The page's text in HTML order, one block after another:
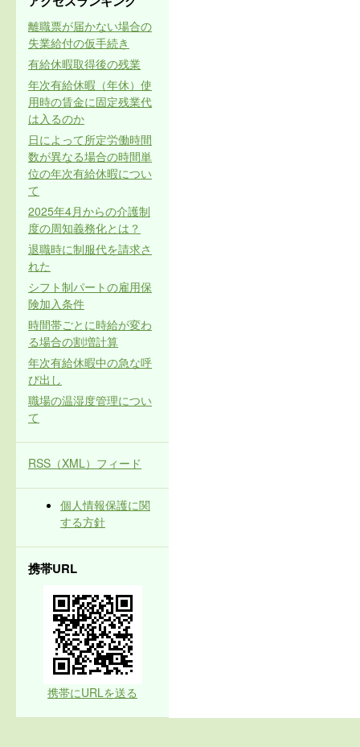
離職票が届かない場合の
失業給付の仮手続き
有給休暇取得後の残業
年次有給休暇（年休）使
用時の賃金に固定残業代
は入るのか
日によって所定労働時間
数が異なる場合の時間単
位の年次有給休暇につい
て
2025年4月からの介護制
度の周知義務化とは？
退職時に制服代を請求さ
れた
シフト制パートの雇用保
険加入条件
時間帯ごとに時給が変わ
る場合の割増計算
年次有給休暇中の急な呼
び出し
職場の温湿度管理につい
て
RSS（XML）フィード
個人情報保護に関
する方針
携帯URL
携帯にURLを送る